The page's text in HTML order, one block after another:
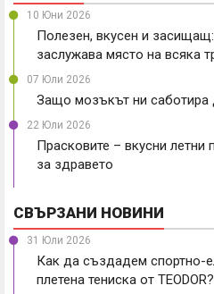
10 Юни 2026
Полезен, вкусен и
заслужава място на всяка
07 Юли 2026
Защо мозъкът ни саботира
22 Юли 2026
Прасковите – вкусни летни
за здравето
СВЪРЗАНИ НОВИНИ
31 Юли 2026
Как да създадем спортно-
плетена тениска от TEODOR?